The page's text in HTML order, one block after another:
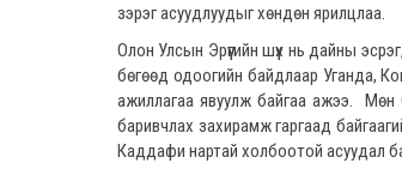
зэрэг асуудлуудыг хөндөн ярилцлаа.
Олон Улсын Эрүүгийн шүүх нь дайны
бөгөөд одоогийн байдлаар Уганда,
ажиллагаа явуулж байгаа ажээ. Мөн
баривчлах захирамж гаргаад
Каддафи нартай холбоотой асуудал